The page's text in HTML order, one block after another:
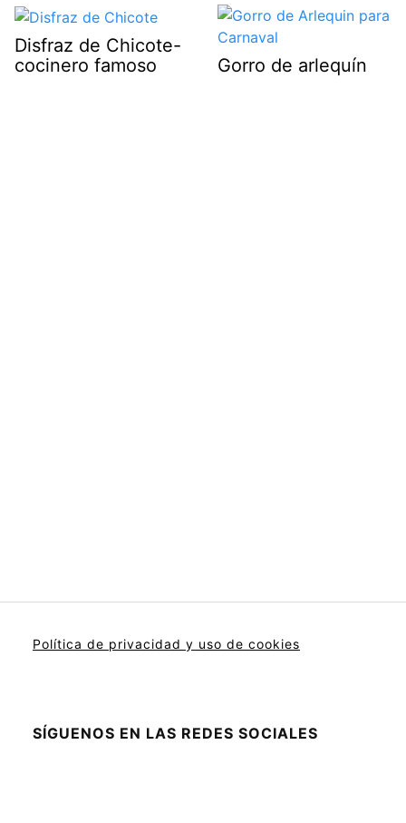
Disfraz de Chicote-
cocinero famoso
Gorro de arlequín
Política de privacidad y uso de cookies
SÍGUENOS EN LAS REDES SOCIALES